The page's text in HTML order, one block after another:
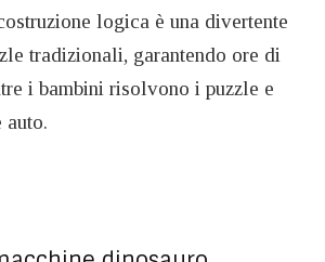
logica è una divertente
tradizionali, garantendo ore di
i bambini risolvono i puzzle e
auto.